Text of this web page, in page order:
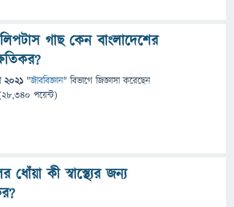
গাছ কেন বাংলাদেশের
2021 "জীববিজ্ঞান" বিভাগে জিজ্ঞাসাকরেছেন
28,340 পয়েন্ট)
ধোঁয়া কী স্বাস্থ্যের জন্য